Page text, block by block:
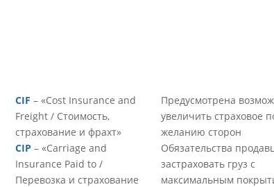
CIF – «Cost Insurance and
Freight / Стоимость,
страхование и фрахт»
Предусмотрена
увеличить страховое
желанию сторон
CIP – «Carriage and
Insurance Paid to /
Перевозка и страхование
Обязательства
застраховать груз с
максимальным